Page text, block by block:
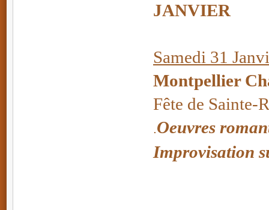
JANVIER
Samedi 31
Montpellier
Fête de Sainte-
.Oeuvres
Improvisation